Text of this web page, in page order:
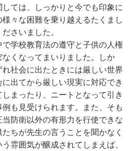
ては、しっかりと今でも印象に
々な困難を乗り越えるたくまし
さいました。
学校教育法の遵守と子供の人権
くなってまいりました。しか
社会に出たときには厳しい世界
出てから厳しい現実に対応でき
まったり、ニートとなって引き
も見受けられます。また、そも
防衛以外の有形力を行使できな
ちが先生の言うことを聞かなく
雰囲気が醸成されてしまえば、